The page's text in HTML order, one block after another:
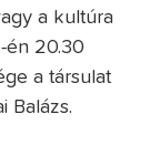
a kultúra
én 20.30
a társulat
Balázs.